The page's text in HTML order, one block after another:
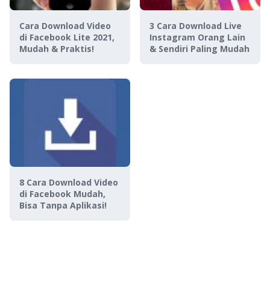
Cara Download Video
di Facebook Lite 2021,
Mudah & Praktis!
3 Cara Download Live
Instagram Orang Lain
& Sendiri Paling Mudah
8 Cara Download Video
di Facebook Mudah,
Bisa Tanpa Aplikasi!